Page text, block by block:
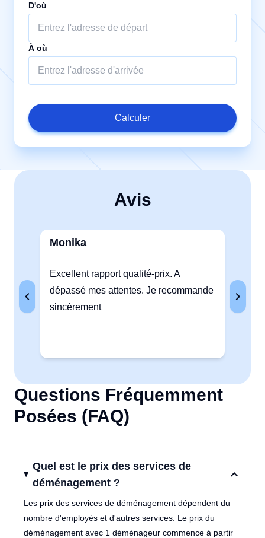
D'où
À où
Calculer
Avis
Monika
Excellent rapport qualité-prix. A
dépassé mes attentes. Je recommande
sincèrement
Questions Fréquemment
Posées (FAQ)
Quel est le prix des services de
déménagement ?
Les prix des services de déménagement dépendent du
nombre d'employés et d'autres services. Le prix du
déménagement avec 1 déménageur commence à partir